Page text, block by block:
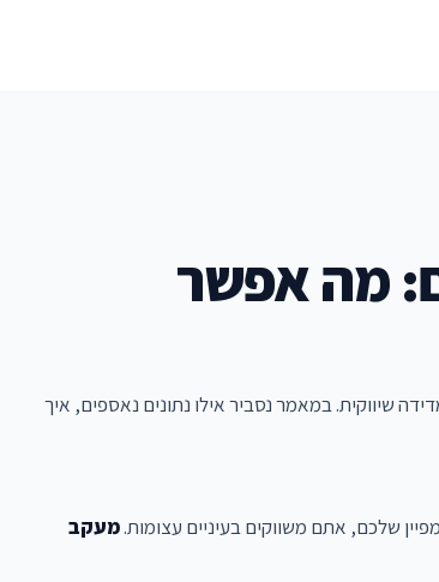
מה אפשר
שיווקית. במאמר נסביר אילו נתונים נאספים, איך
שלכם, אתם משווקים בעיניים עצומות.מעקב